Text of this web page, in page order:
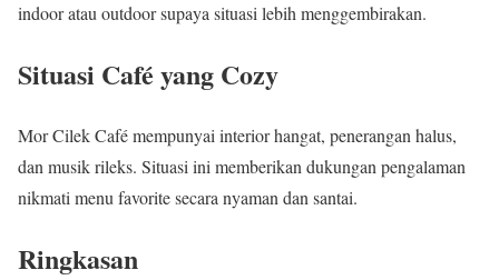
indoor atau outdoor supaya situasi lebih menggembirakan.
Situasi Café yang Cozy
Mor Cilek Café mempunyai interior hangat, penerangan halus,
dan musik rileks. Situasi ini memberikan dukungan pengalaman
nikmati menu favorite secara nyaman dan santai.
Ringkasan